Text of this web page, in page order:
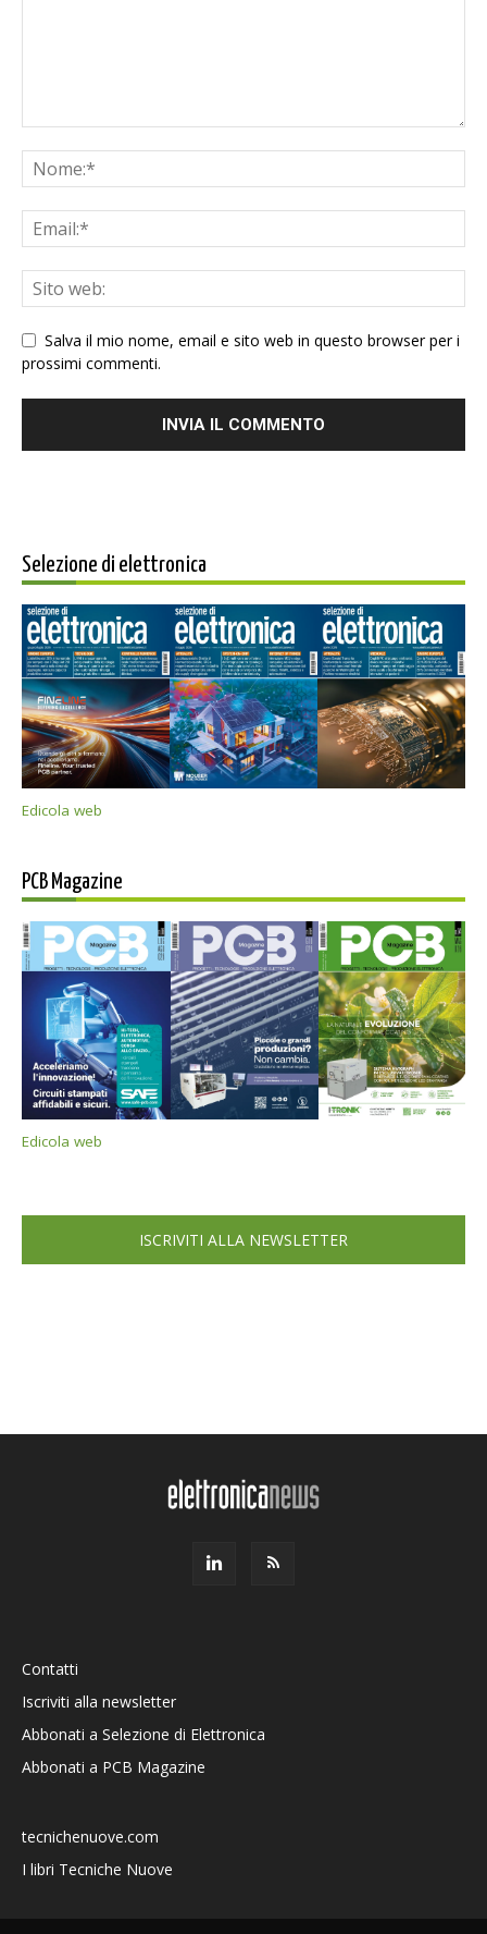
Salva il mio nome, email e sito web in questo browser per i
prossimi commenti.
Selezione di elettronica
Edicola web
PCB Magazine
Edicola web
ISCRIVITI ALLA NEWSLETTER
Contatti
Iscriviti alla newsletter
Abbonati a Selezione di Elettronica
Abbonati a PCB Magazine
tecnichenuove.com
I libri Tecniche Nuove